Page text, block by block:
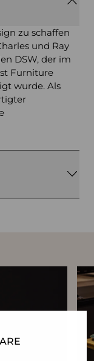
zu schaffen
und Ray
DSW, der im
Furniture
wurde. Als